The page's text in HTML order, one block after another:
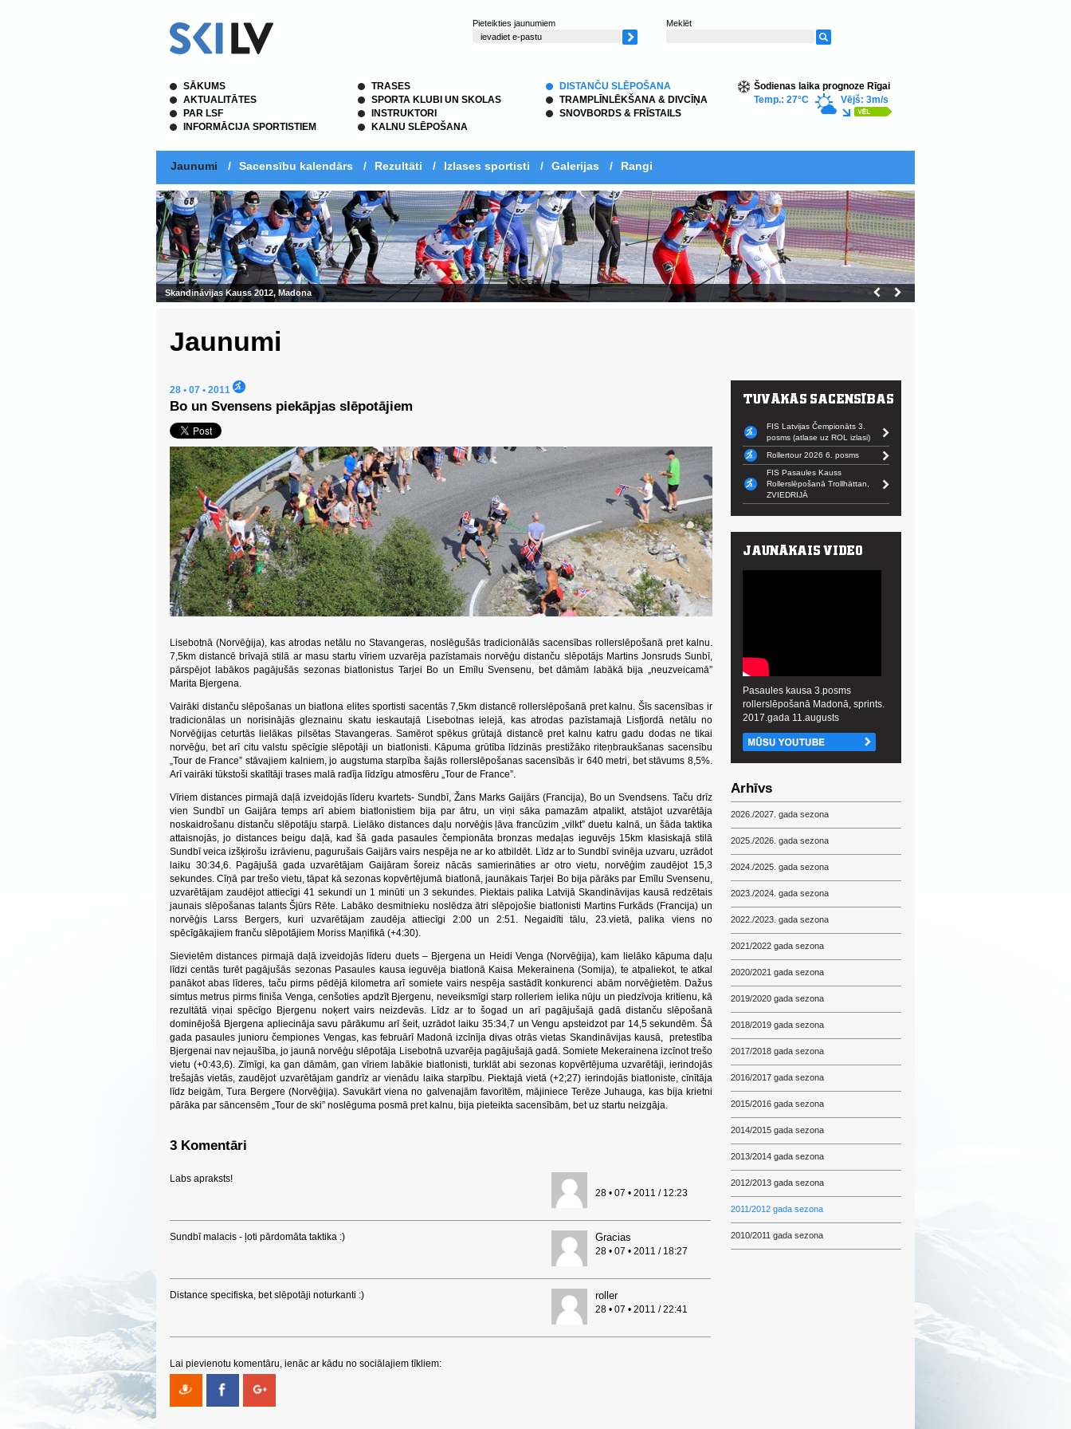
Pieteikties jaunumiem Meklēt
SĀKUMS
AKTUALITĀTES
PAR LSF
INFORMĀCIJA SPORTISTIEM
TRASES
SPORTA KLUBI UN SKOLAS
INSTRUKTORI
KALNU SLĒPOŠANA
DISTANČU SLĒPOŠANA
TRAMPLĪNLĒKŠANA & DIVCĪŅA
SNOVBORDS & FRĪSTAILS
Šodienas laika prognoze Rīgai
Temp.: 27°C
Vējš: 3m/s
Jaunumi / Sacensību kalendārs / Rezultāti / Izlases sportisti / Galerijas / Rangi
Skandināvijas Kauss 2012, Madona
Jaunumi
28 • 07 • 2011
Bo un Svensens piekāpjas slēpotājiem
Lisebotnā (Norvēģija), kas atrodas netālu no Stavangeras, noslēgušās tradicionālās sacensības rollerslēpošanā pret kalnu.
7,5km distancē brīvajā stilā ar masu startu vīriem uzvarēja pazīstamais norvēģu distanču slēpotājs Martins Jonsruds Sunbī,
pārspējot labākos pagājušās sezonas biatlonistus Tarjei Bo un Emīlu Svensenu, bet dāmām labākā bija „neuzveicamā”
Marita Bjergena.
Vairāki distanču slēpošanas un biatlona elites sportisti sacentās 7,5km distancē rollerslēpošanā pret kalnu. Šīs sacensības ir
tradicionālas un norisinājās gleznainu skatu ieskautajā Lisebotnas ielejā, kas atrodas pazīstamajā Lisfjordā netālu no
Norvēģijas ceturtās lielākas pilsētas Stavangeras. Samērot spēkus grūtajā distancē pret kalnu katru gadu dodas ne tikai
norvēģu, bet arī citu valstu spēcīgie slēpotāji un biatlonisti. Kāpuma grūtība līdzinās prestižāko riteņbraukšanas sacensību
„Tour de France” stāvajiem kalniem, jo augstuma starpība šajās rollerslēpošanas sacensībās ir 640 metri, bet stāvums 8,5%.
Arī vairāki tūkstoši skatītāji trases malā radīja līdzīgu atmosfēru „Tour de France”.
Vīriem distances pirmajā daļā izveidojās līderu kvartets- Sundbī, Žans Marks Gaijārs (Francija), Bo un Svendsens. Taču drīz
vien Sundbī un Gaijāra temps arī abiem biatlonistiem bija par ātru, un viņi sāka pamazām atpalikt, atstājot uzvarētāja
noskaidrošanu distanču slēpotāju starpā. Lielāko distances daļu norvēģis ļāva francūzim „vilkt” duetu kalnā, un šāda taktika
attaisnojās, jo distances beigu daļā, kad šā gada pasaules čempionāta bronzas medaļas ieguvējs 15km klasiskajā stilā
Sundbī veica izšķirošu izrāvienu, pagurušais Gaijārs vairs nespēja ne ar ko atbildēt. Līdz ar to Sundbī svinēja uzvaru, uzrādot
laiku 30:34,6. Pagājušā gada uzvarētājam Gaijāram šoreiz nācās samierināties ar otro vietu, norvēģim zaudējot 15,3
sekundes. Cīņā par trešo vietu, tāpat kā sezonas kopvērtējumā biatlonā, jaunākais Tarjei Bo bija pārāks par Emīlu Svensenu,
uzvarētājam zaudējot attiecīgi 41 sekundi un 1 minūti un 3 sekundes. Piektais palika Latvijā Skandināvijas kausā redzētais
jaunais slēpošanas talants Šjūrs Rēte. Labāko desmitnieku noslēdza ātri slēpojošie biatlonisti Martins Furkāds (Francija) un
norvēģis Larss Bergers, kuri uzvarētājam zaudēja attiecīgi 2:00 un 2:51. Negaidīti tālu, 23.vietā, palika viens no
spēcīgākajiem franču slēpotājiem Moriss Maņifikā (+4:30).
Sievietēm distances pirmajā daļā izveidojās līderu duets – Bjergena un Heidi Venga (Norvēģija), kam lielāko kāpuma daļu
līdzi centās turēt pagājušās sezonas Pasaules kausa ieguvēja biatlonā Kaisa Mekerainena (Somija), te atpaliekot, te atkal
panākot abas līderes, taču pirms pēdējā kilometra arī somiete vairs nespēja sastādīt konkurenci abām norvēģietēm. Dažus
simtus metrus pirms finiša Venga, cenšoties apdzīt Bjergenu, neveiksmīgi starp rolleriem ielika nūju un piedzīvoja kritienu, kā
rezultātā viņai spēcīgo Bjergenu noķert vairs neizdevās. Līdz ar to šogad un arī pagājušajā gadā distanču slēpošanā
dominējošā Bjergena apliecināja savu pārākumu arī šeit, uzrādot laiku 35:34,7 un Vengu apsteidzot par 14,5 sekundēm. Šā
gada pasaules junioru čempiones Vengas, kas februārī Madonā izcīnīja divas otrās vietas Skandināvijas kausā, pretestība
Bjergenai nav nejaušība, jo jaunā norvēģu slēpotāja Lisebotnā uzvarēja pagājušajā gadā. Somiete Mekerainena izcīnot trešo
vietu (+0:43,6). Zīmīgi, ka gan dāmām, gan vīriem labākie biatlonisti, turklāt abi sezonas kopvērtējuma uzvarētāji, ierindojās
trešajās vietās, zaudējot uzvarētājam gandrīz ar vienādu laika starpību. Piektajā vietā (+2;27) ierindojās biatloniste, cīnītāja
līdz beigām, Tura Bergere (Norvēģija). Savukārt viena no galvenajām favorītēm, mājiniece Terēze Juhauga, kas bija krietni
pārāka par sāncensēm „Tour de ski” noslēguma posmā pret kalnu, bija pieteikta sacensībām, bet uz startu neizgāja.
3 Komentāri
Labs apraksts!
28 • 07 • 2011 / 12:23
Sundbī malacis - ļoti pārdomāta taktika :) Gracias
28 • 07 • 2011 / 18:27
Distance specifiska, bet slēpotāji noturkanti :) roller
28 • 07 • 2011 / 22:41
Lai pievienotu komentāru, ienāc ar kādu no sociālajiem tīkliem:
FIS Latvijas Čempionāts 3.
posms (atlase uz ROL izlasi)
Rollertour 2026 6. posms
FIS Pasaules Kauss
Rollerslēpošanā Trollhättan,
ZVIEDRIJĀ
Pasaules kausa 3.posms
rollerslēpošanā Madonā, sprints.
2017.gada 11.augusts
Arhīvs
2026./2027. gada sezona
2025./2026. gada sezona
2024./2025. gada sezona
2023./2024. gada sezona
2022./2023. gada sezona
2021/2022 gada sezona
2020/2021 gada sezona
2019/2020 gada sezona
2018/2019 gada sezona
2017/2018 gada sezona
2016/2017 gada sezona
2015/2016 gada sezona
2014/2015 gada sezona
2013/2014 gada sezona
2012/2013 gada sezona
2011/2012 gada sezona
2010/2011 gada sezona